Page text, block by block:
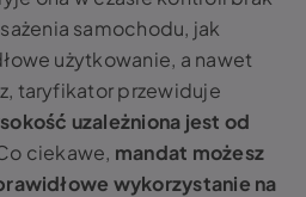
samochodu, jak
użytkowanie, a nawet
taryfikator przewiduje
uzależniona jest od
ciekawe, mandat możesz
wykorzystanie na